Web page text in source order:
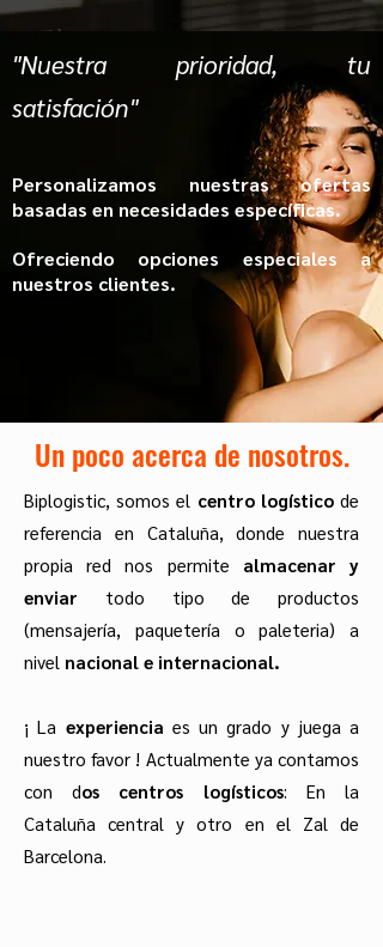
"Nuestra prioridad,
tu
satisfación"
Personalizamos nuestras ofertas
basadas en necesidades específicas.
Ofreciendo opciones especiales a
nuestros clientes.
Un poco acerca de nosotros.
Biplogistic, somos el centro logísticode
referencia en Cataluña, donde nuestra
propia red nos permite almacenar y
enviar todo tipo de productos
(mensajería, paquetería o paleteria) a
nivel nacional e internacional.
¡ La experiencia es un grado y juega a
nuestro favor ! Actualmente ya contamos
con dos centros logísticos: En la
Cataluña central y otro en el Zal de
Barcelona.